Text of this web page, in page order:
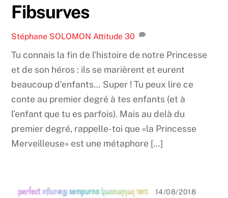
Fibsurves
Stéphane SOLOMON Attitude 30
Tu connais la fin de l’histoire de notre Princesse
et de son héros : ils se marièrent et eurent
beaucoup d’enfants… Super ! Tu peux lire ce
conte au premier degré à tes enfants (et à
l’enfant que tu es parfois). Mais au delà du
premier degré, rappelle-toi que «la Princesse
Merveilleuse» est une métaphore […]
14/08/2018